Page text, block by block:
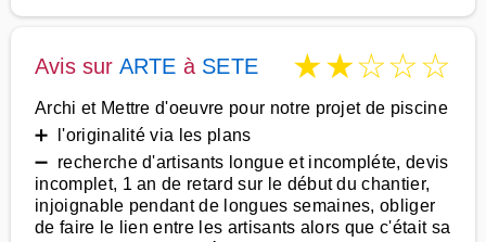
Avis sur ARTE à SETE ★★☆☆☆
Archi et Mettre d'oeuvre pour notre projet de piscine
➕ l'originalité via les plans
➖ recherche d'artisants longue et incompléte, devis
incomplet, 1 an de retard sur le début du chantier,
injoignable pendant de longues semaines, obliger
de faire le lien entre les artisants alors que c'était sa